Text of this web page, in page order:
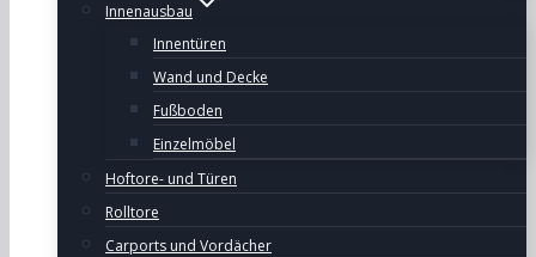
Innenausbau
Innentüren
Wand und Decke
Fußboden
Einzelmöbel
Hoftore- und Türen
Rolltore
Carports und Vordächer